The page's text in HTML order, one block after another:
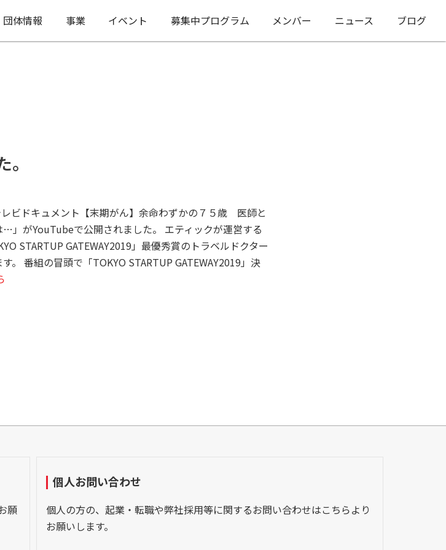
団体情報 事業 イベント 募集中プログラム メンバー ニュース ブログ
ビドキュメント【末期がん】余命わずかの７５歳 医師と
がYouTubeで公開されました。 エティックが運営する
STARTUP GATEWAY2019」最優秀賞のトラベルドクター
。 番組の冒頭で「TOKYO STARTUP GATEWAY2019」決
願
個人お問い合わせ
個人の方の、起業・転職や弊社採用等に関するお問い合わせはこちらより
お願いします。